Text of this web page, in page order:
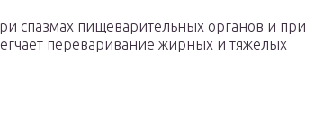
спазмах пищеварительных органов и при
переваривание жирных и тяжелых